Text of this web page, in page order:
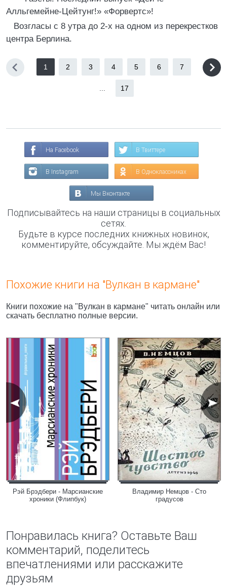
Алльгемейне-Цейтунг!» «Форвертс»!
Возгласы с 8 утра до 2-х на одном из перекрестков
центра Берлина.
1 2 3 4 5 6 7
17
На Facebook В Твиттере
В Instagram В Одноклассниках
Мы Вконтакте
Подписывайтесь на наши страницы в социальных
сетях.
Будьте в курсе последних книжных новинок,
комментируйте, обсуждайте. Мы ждём Вас!
Похожие книги на "Вулкан в кармане"
Книги похожие на "Вулкан в кармане" читать онлайн или
скачать бесплатно полные версии.
Рэй Брэдбери - Марсианские
хроники (Флипбук)
Владимир Немцов - Сто
градусов
Понравилась книга? Оставьте Ваш
комментарий, поделитесь
впечатлениями или расскажите
друзьям